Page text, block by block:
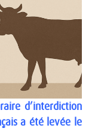
d’interdiction
a été levée le